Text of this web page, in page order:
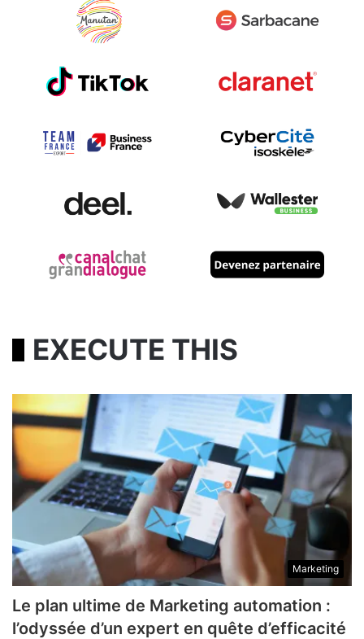
EXECUTE THIS
Marketing
Le plan ultime de Marketing automation :
l’odyssée d’un expert en quête d’efficacité